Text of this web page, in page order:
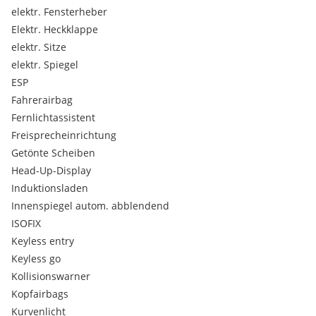
Tire Mobility Set - 12 V Kompressor und Reifendichtmittel
Start-Stopp-System
Außenspiegelgehäuse in Wagenfarbe
Uni-Lackierung
Chromleisten an den Seitenfenstern
Notruf-Service
Vordersitze beheizbar
Fahrprofilauswahl
Progressivlenkung
Digitaler Radioempfang DAB+
Regensensor
Müdigkeits- und Ablenkungserkennung
Dachhimmel in Schwarz
Abbiegebremsfunktion und Ausweichunterstützung
Car2X
Heckspoiler in Wagenfarbe
Türgriffmulden beleuchtet
Umfeldbeleuchtung mit Logoprojektion
7-Gang Automatisiertes Schaltgetriebe
8 Lautsprecher
Abbiege- und Schlechtwetterlicht
elektr. Fensterheber
Elektr. Heckklappe
elektr. Sitze
elektr. Spiegel
ESP
Fahrerairbag
Fernlichtassistent
Freisprecheinrichtung
Getönte Scheiben
Head-Up-Display
Induktionsladen
Innenspiegel autom. abblendend
ISOFIX
Keyless entry
Keyless go
Kollisionswarner
Kopfairbags
Kurvenlicht